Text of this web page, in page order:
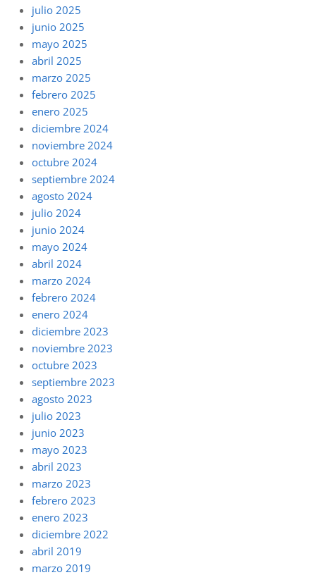
julio 2025
junio 2025
mayo 2025
abril 2025
marzo 2025
febrero 2025
enero 2025
diciembre 2024
noviembre 2024
octubre 2024
septiembre 2024
agosto 2024
julio 2024
junio 2024
mayo 2024
abril 2024
marzo 2024
febrero 2024
enero 2024
diciembre 2023
noviembre 2023
octubre 2023
septiembre 2023
agosto 2023
julio 2023
junio 2023
mayo 2023
abril 2023
marzo 2023
febrero 2023
enero 2023
diciembre 2022
abril 2019
marzo 2019